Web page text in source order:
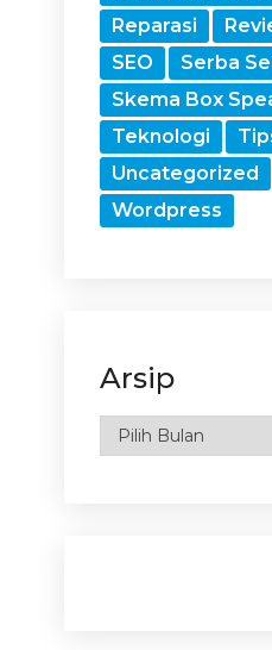
Reparasi
SEO
Serba
Skema Box
Teknologi
Uncategorized
Wordpress
Arsip
Arsip